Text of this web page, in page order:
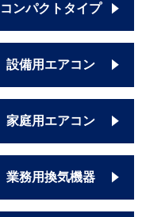
コンパクトタイプ
設備用エアコン
家庭用エアコン
業務用換気機器